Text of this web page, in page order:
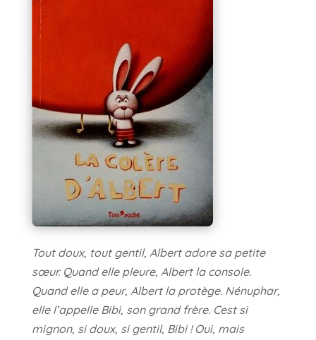
Tout doux, tout gentil, Albert adore sa petite
sœur. Quand elle pleure, Albert la console.
Quand elle a peur, Albert la protège. Nénuphar,
elle l’appelle Bibi, son grand frère. Cest si
mignon, si doux, si gentil, Bibi ! Oui, mais